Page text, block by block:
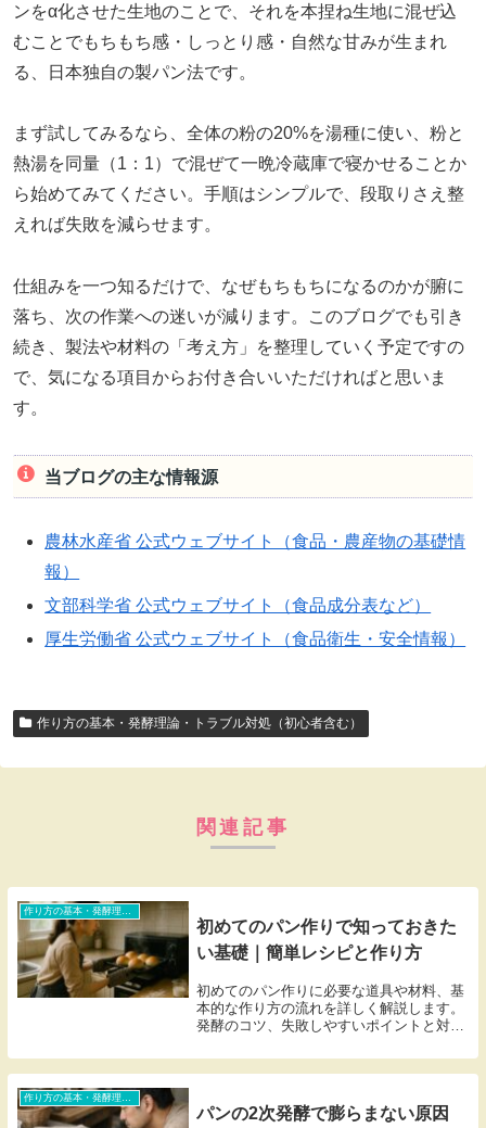
ンをα化させた生地のことで、それを本捏ね生地に混ぜ込
むことでもちもち感・しっとり感・自然な甘みが生まれ
る、日本独自の製パン法です。
まず試してみるなら、全体の粉の20%を湯種に使い、粉と
熱湯を同量（1：1）で混ぜて一晩冷蔵庫で寝かせることか
ら始めてみてください。手順はシンプルで、段取りさえ整
えれば失敗を減らせます。
仕組みを一つ知るだけで、なぜもちもちになるのかが腑に
落ち、次の作業への迷いが減ります。このブログでも引き
続き、製法や材料の「考え方」を整理していく予定ですの
で、気になる項目からお付き合いいただければと思いま
す。
当ブログの主な情報源
農林水産省 公式ウェブサイト（食品・農産物の基礎情
報）
文部科学省 公式ウェブサイト（食品成分表など）
厚生労働省 公式ウェブサイト（食品衛生・安全情報）
作り方の基本・発酵理論・トラブル対処（初心者含む）
関連記事
作り方の基本・発酵理論・トラブル対処（初心者含む）
初めてのパン作りで知っておきた
い基礎｜簡単レシピと作り方
初めてのパン作りに必要な道具や材料、基
本的な作り方の流れを詳しく解説します。
発酵のコツ、失敗しやすいポイントと対
も焼きたてのパンを楽しめる情報が満載で
す。
パンの2次発酵で膨らまない原因